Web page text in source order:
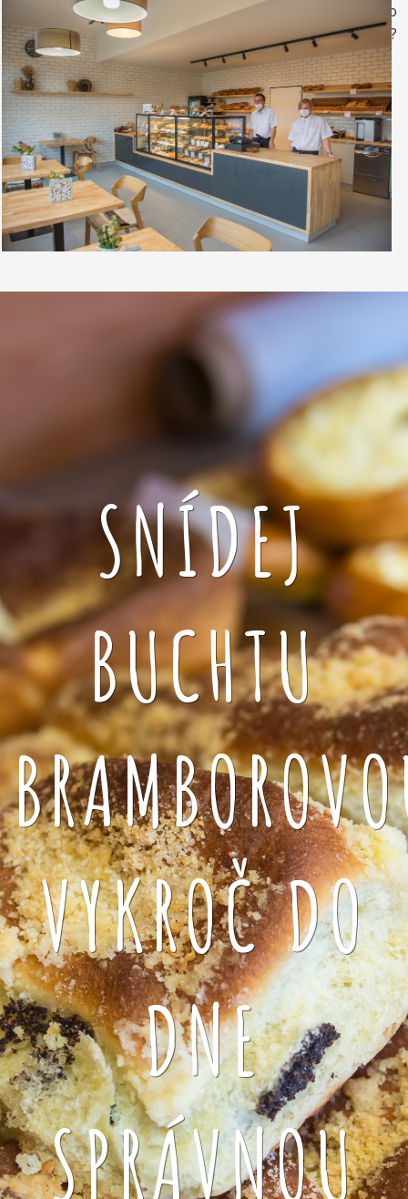
kávou. Nebo si raději dáte zrmzlinový pohár nebo
vynikající točenou zmrzlinu?
SNÍDEJ
BUCHTU
VYKROČ DO
DNE
SPRÁVNOU